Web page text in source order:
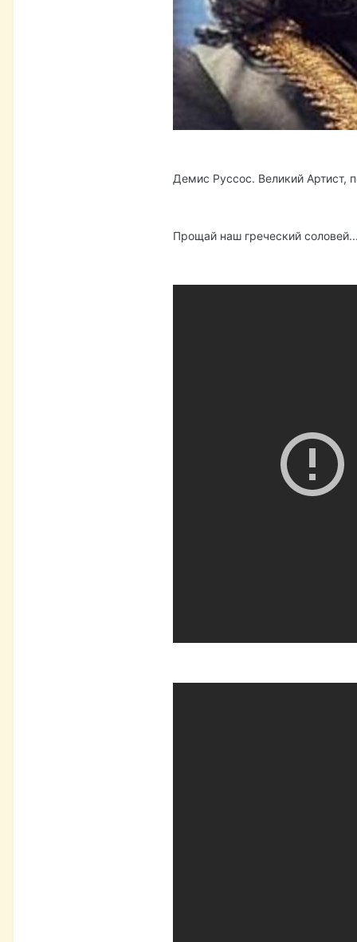
Демис Руссос. Великий Артист,
Прощай наш греческий